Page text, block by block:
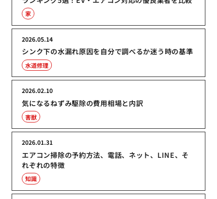
家
シンク下の水漏れ原因を自分で調べるか迷う時の基準
2026.05.14
水道修理
気になるねずみ駆除の費用相場と内訳
2026.02.10
害獣
エアコン掃除の予約方法、電話、ネット、LINE、そ
れぞれの特徴
2026.01.31
知識